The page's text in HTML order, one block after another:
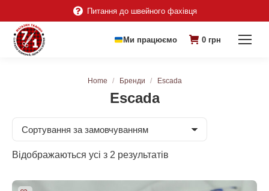
Питання до швейного фахівця
Ми працюємо 0 грн
Escada
You are here:
Home Бренди Escada
Відображаються усі з 2 результатів